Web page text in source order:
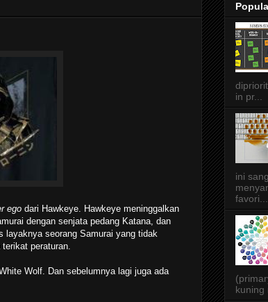
ego dari Hawkeye. Hawkeye meninggalkan
dengan senjata pedang Katana, dan
layaknya seorang Samurai yang tidak
peraturan.
Wolf. Dan sebelumnya lagi juga ada
in pr...
ini
favori...
kuning